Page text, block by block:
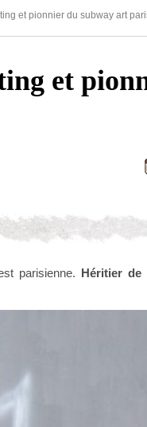
et pionnier du subway art
et
parisienne. Héritier